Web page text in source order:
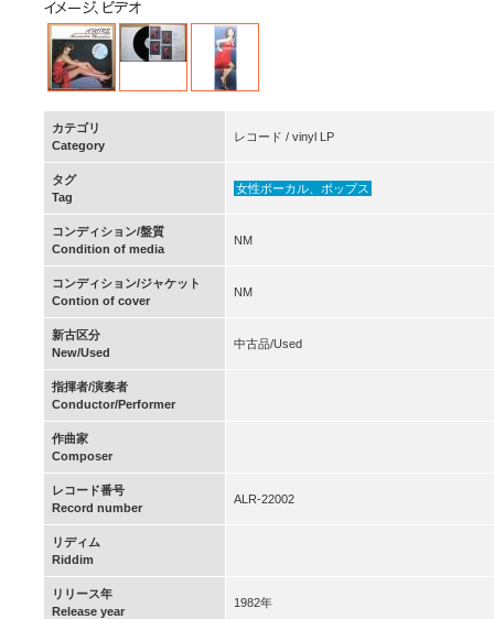
カテゴリ
Category
レコード / vinyl LP
タグ
Tag
女性ボーカル、ポップス
コンディション/盤質
Condition of media
NM
コンディション/ジャケット
Contion of cover
NM
新古区分
New/Used
中古品/Used
指揮者/演奏者
Conductor/Performer
作曲家
Composer
レコード番号
Record number
ALR-22002
リディム
Riddim
リリース年
Release year
1982年